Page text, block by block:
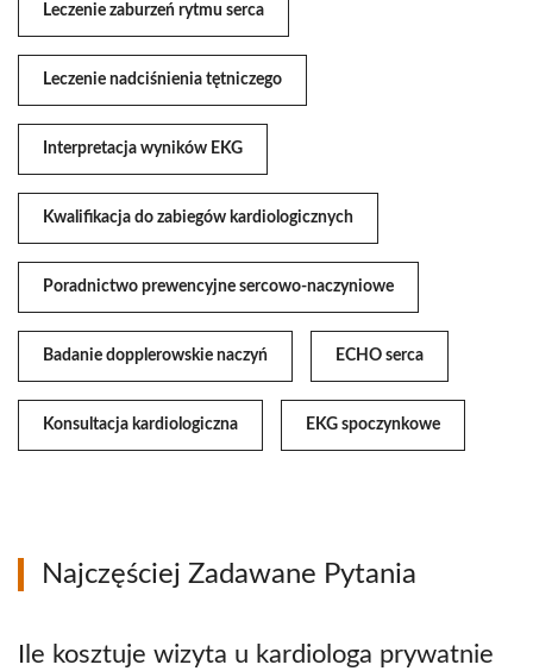
Leczenie zaburzeń rytmu serca
Leczenie nadciśnienia tętniczego
Interpretacja wyników EKG
Kwalifikacja do zabiegów kardiologicznych
Poradnictwo prewencyjne sercowo-naczyniowe
Badanie dopplerowskie naczyń ECHO serca
Konsultacja kardiologiczna EKG spoczynkowe
Najczęściej Zadawane Pytania
Ile kosztuje wizyta u kardiologa prywatnie